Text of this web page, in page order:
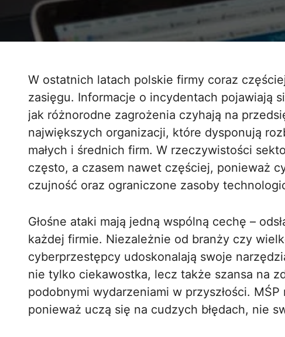
W ostatnich latach polskie firmy coraz częściej zmagają się z cyberatakami o szerokim
zasięgu. Informacje o incydentach pojawiają
jak różnorodne zagrożenia czyhają na
największych organizacji, które dysponują
małych i średnich firm. W rzeczywistości
często, a czasem nawet częściej, ponieważ
czujność oraz ograniczone zasoby
Głośne ataki mają jedną wspólną cechę –
każdej firmie. Niezależnie od branży czy
cyberprzestępcy udoskonalają swoje
nie tylko ciekawostka, lecz także szansa na
podobnymi wydarzeniami w przyszłości.
ponieważ uczą się na cudzych błędach, nie